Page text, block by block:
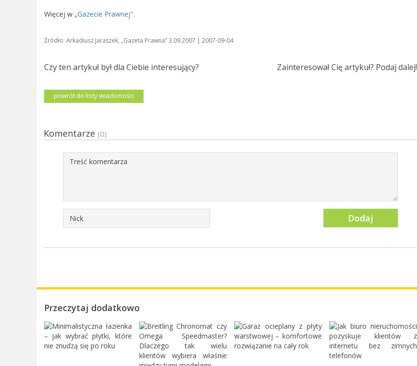
Więcej w „Gazecie Prawnej".
Źródło: Arkadiusz Jaraszek, „Gazeta Prawna” 3.09.2007 | 2007-09-04
Czy ten artykuł był dla Ciebie interesujący? Zainteresował Cię artykuł? Podaj dalej!
powrót do listy wiadomości
Komentarze (0)
Dodaj
Przeczytaj dodatkowo